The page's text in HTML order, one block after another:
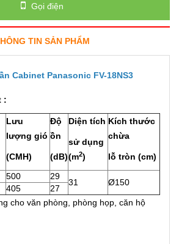
Gọi điện
TIN SẢN PHẨM
Cabinet Panasonic FV-18NS3
:
Lưu
lượng gió
(CMH)
Độ
ồn
(dB)
Diện tích
sử dụng
(m2)
Kích thước
chừa
lỗ tròn (cm)
500 29
31 Ø150
405
27
cho văn phòng, phòng họp, căn hộ